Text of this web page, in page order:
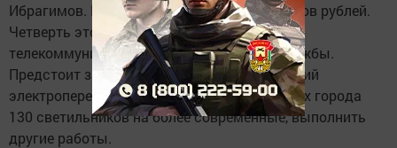
Ибрагимов. На это выделяется 10 миллионов рублей.
Четверть этой суммы пойдёт на создание
телекоммуникационной диспетчерской службы.
Предстоит заменить четыре километра линий
электропередач, заменить на восьми улицах города
130 светильников на более современные, выполнить
другие работы.